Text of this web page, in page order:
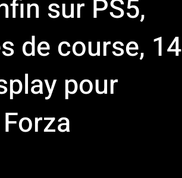
sur PS5,
de course, 14
pour